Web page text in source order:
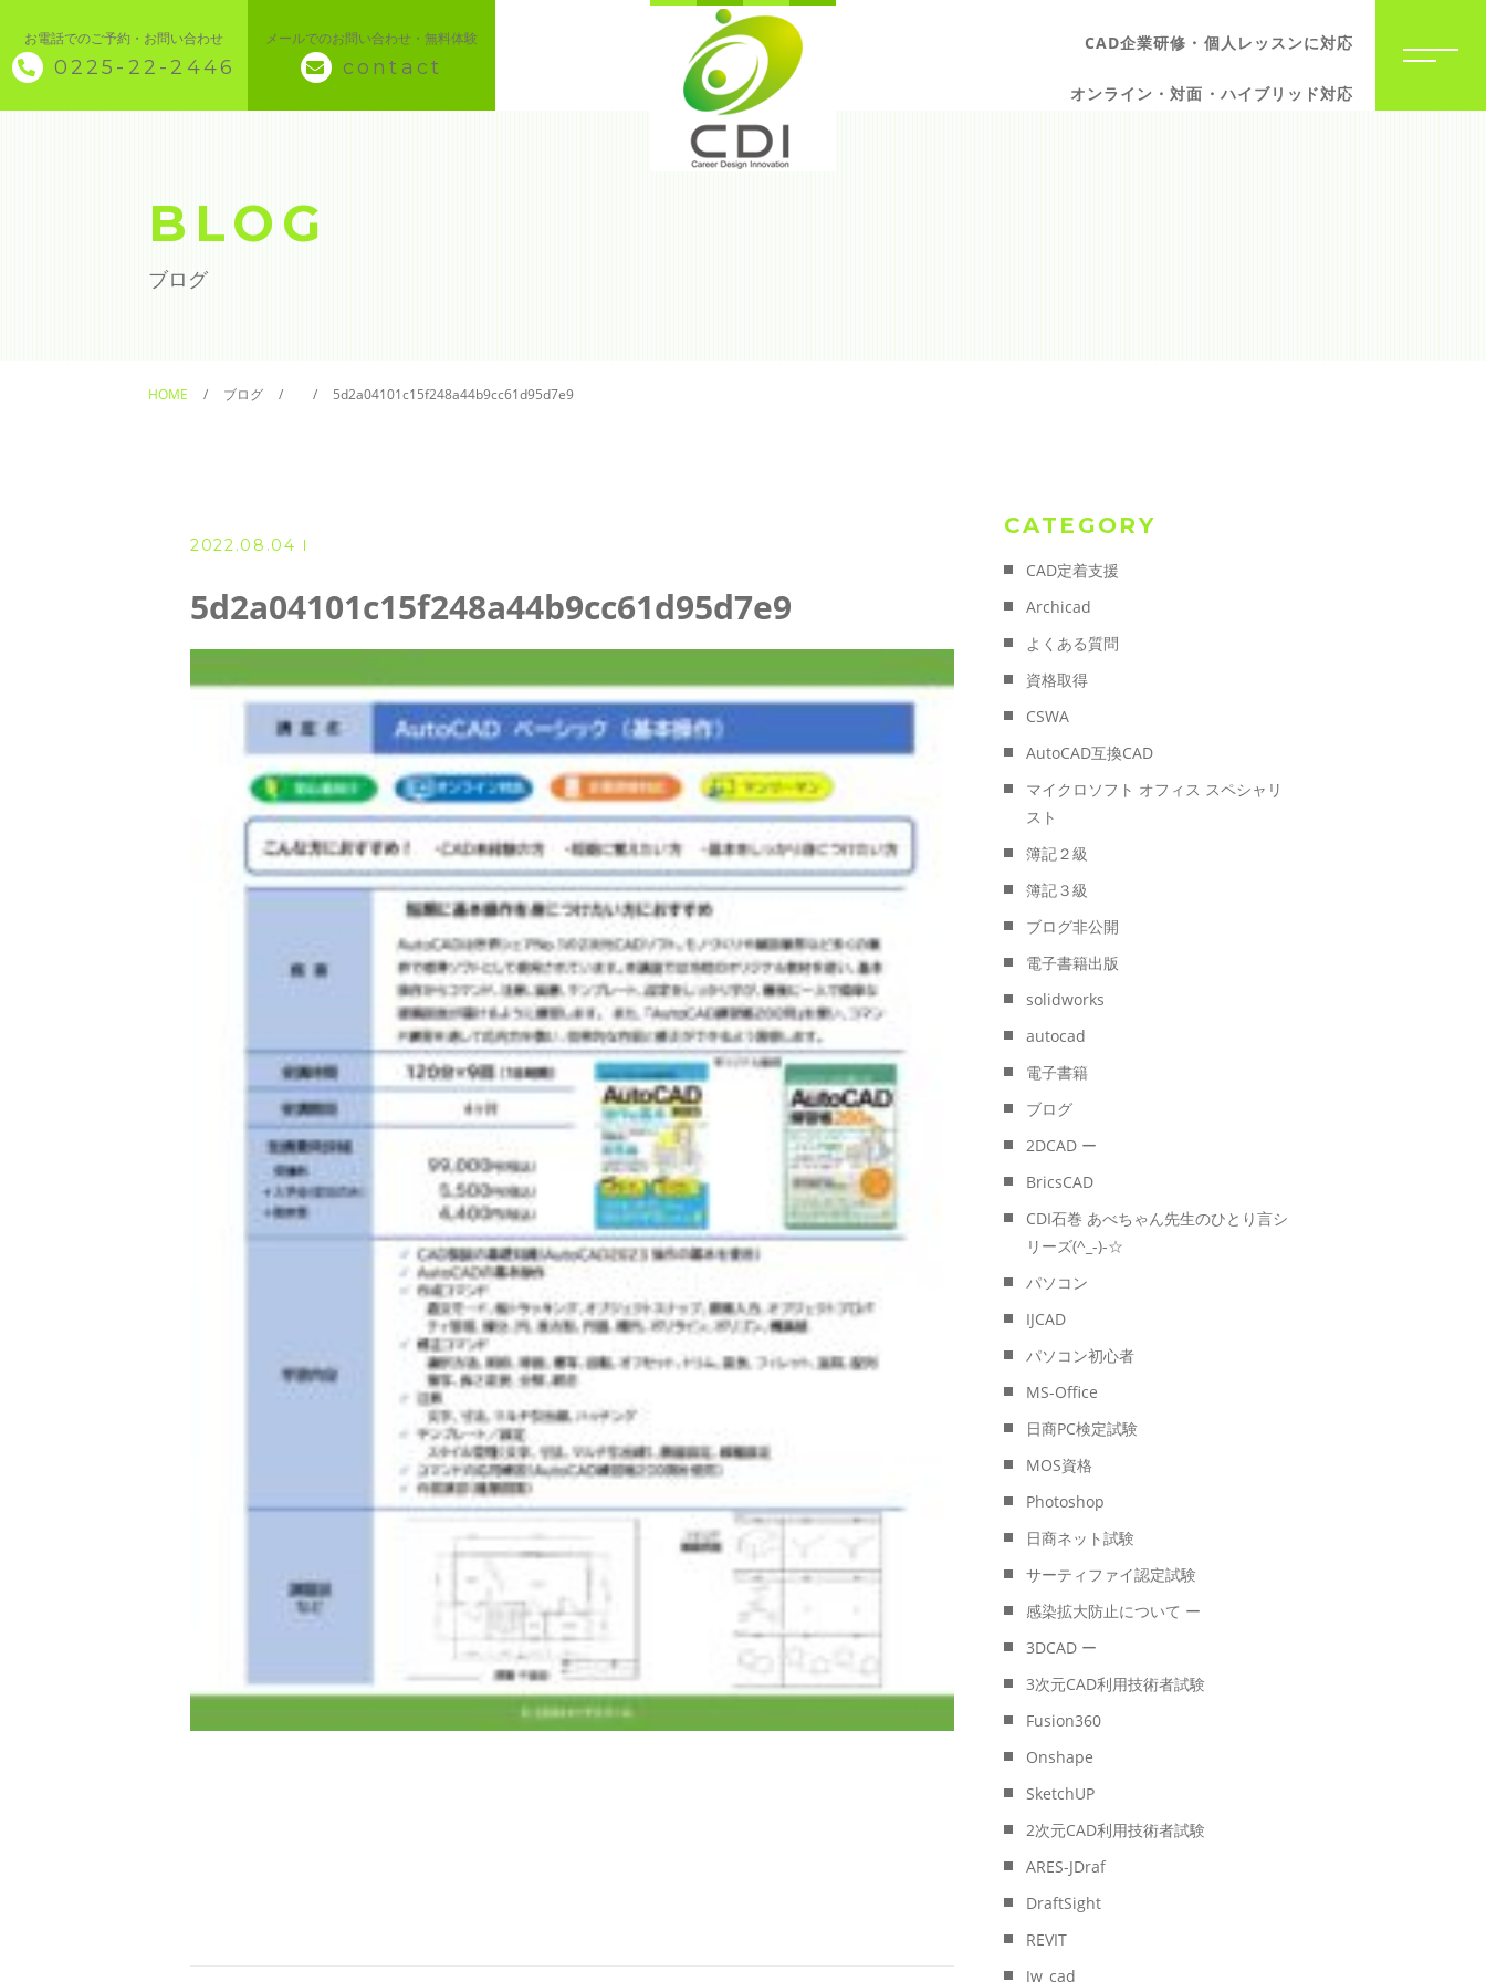
お電話でのご予約・お問い合わせ
0225-22-2446
メールでのお問い合わせ・無料体験
contact
CAD企業研修・個人レッスンに対応
オンライン・対面・ハイブリッド対応
◇ トップページ
◆ CAD・BIM
◆ オンラインによる授業／体験
◇ 書籍出版
◇ Youtubeチャンネル・ライブ配信
◇ よくある質問
◇ お客様の声
◇ アクセス
BLOG
ブログ
HOME ブログ 5d2a04101c15f248a44b9cc61d95d7e9
2022.08.04
5d2a04101c15f248a44b9cc61d95d7e9
CATEGORY
CAD定着支援
Archicad
よくある質問
資格取得
CSWA
AutoCAD互換CAD
マイクロソフト オフィス スペシャリ
スト
簿記２級
簿記３級
ブログ非公開
電子書籍出版
solidworks
autocad
電子書籍
ブログ
2DCAD ー
BricsCAD
CDI石巻 あべちゃん先生のひとり言シ
リーズ(^_-)-☆
パソコン
IJCAD
パソコン初心者
MS-Office
日商PC検定試験
MOS資格
Photoshop
日商ネット試験
サーティファイ認定試験
感染拡大防止について ー
3DCAD ー
3次元CAD利用技術者試験
Fusion360
Onshape
SketchUP
2次元CAD利用技術者試験
ARES-JDraf
DraftSight
REVIT
Jw_cad